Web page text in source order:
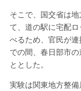
そこで、国交省は
て、道の駅に宅配
べるため、官民が
での間、春日部市
ととした。
実験は関東地方整